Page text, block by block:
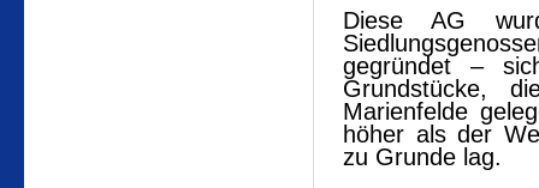
Diese AG
gegründet –
Grundstücke,
Marienfelde
höher als der
zu Grunde lag.